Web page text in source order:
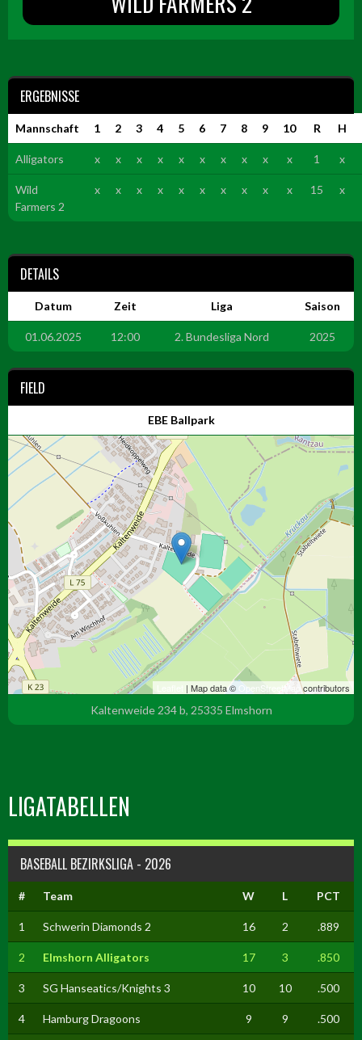
ERGEBNISSE
Mannschaft 1 2 3 4 5 6 7 8 9 10 R H
Alligators x x x x x x x x x x 1 x
Wild
Farmers 2
x x x x x x x x x x 15 x
DETAILS
Datum Zeit Liga Saison
01.06.2025 12:00 2. Bundesliga Nord 2025
FIELD
EBE Ballpark
Leaflet | Map data © OpenStreetMapcontributors
Kaltenweide 234 b, 25335 Elmshorn
LIGATABELLEN
BASEBALL BEZIRKSLIGA - 2026
# Team W L PCT
1 Schwerin Diamonds 2 16 2 .889
2 Elmshorn Alligators 17 3 .850
3 SG Hanseatics/Knights 3 10 10 .500
4 Hamburg Dragoons 9 9 .500